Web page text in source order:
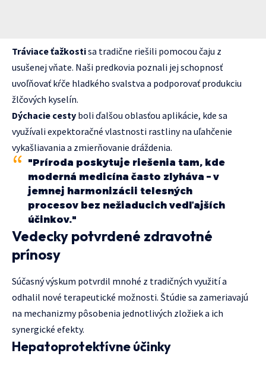
Tráviace ťažkostisa tradične riešili pomocou čaju z
usušenej vňate. Naši predkovia poznali jej schopnosť
uvoľňovať kŕče hladkého svalstva a podporovať produkciu
žlčových kyselín.
Dýchacie cesty boli ďalšou oblasťou aplikácie, kde sa
využívali expektoračné vlastnosti rastliny na uľahčenie
vykašliavania a zmierňovanie dráždenia.
"Príroda poskytuje riešenia tam, kde
moderná medicína často zlyháva – v
jemnej harmonizácii telesných
procesov bez nežiaducich vedľajších
účinkov."
Vedecky potvrdené zdravotné
prínosy
Súčasný výskum potvrdil mnohé z tradičných využití a
odhalil nové terapeutické možnosti. Štúdie sa zameriavajú
na mechanizmy pôsobenia jednotlivých zložiek a ich
synergické efekty.
Hepatoprotektívne účinky